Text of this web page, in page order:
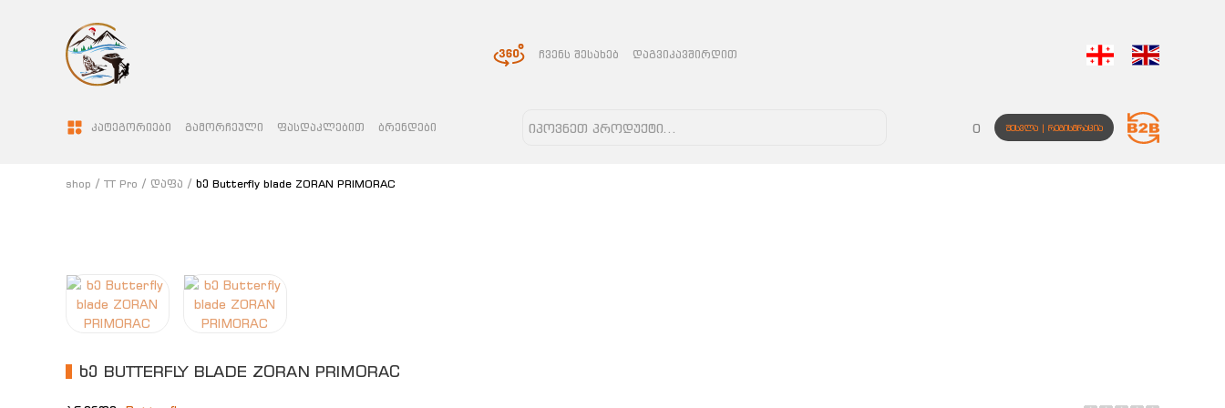
ᲩᲕᲔᲜᲡ ᲨᲔᲡᲐᲮᲔᲑ ᲓᲐᲒᲕᲘᲙᲐᲕᲨᲘᲠᲓᲘᲗ
ᲙᲐᲢᲔᲒᲝᲠᲘᲔᲑᲘ ᲒᲐᲛᲝᲠᲩᲔᲣᲚᲘ ᲤᲐᲡᲓᲐᲙᲚᲔᲑᲘᲗ ᲑᲠᲔᲜᲓᲔᲑᲘ 0 ᲨᲔᲡᲕᲚᲐ | ᲠᲔᲒᲘᲡᲢᲠᲐᲪᲘᲐ
shop TT Pro დაფა ხე Butterfly blade ZORAN PRIMORAC
ᲮᲔ BUTTERFLY BLADE ZORAN PRIMORAC